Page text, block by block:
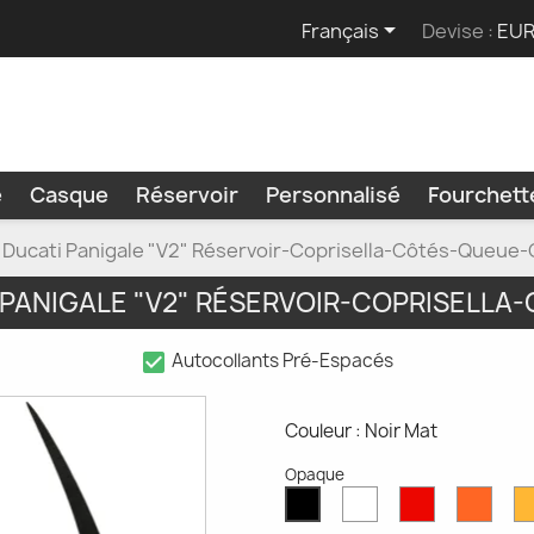
Français Devise :
Casque Réservoir Personnalisé
Panigale "V2" Réservoir-Coprisella-Côtés-Queue-
"V2" RÉSERVOIR-
check_box Autocollants Pré-Espacés
Couleur : Noir Mat
Opaque
Mat
Mat
Mat
Mat